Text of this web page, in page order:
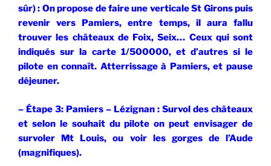
sûr) : On propose de faire une verticale St Girons puis
revenir vers Pamiers, entre temps, il aura fallu
trouver les châteaux de Foix, Seix… Ceux qui sont
indiqués sur la carte 1/500000, et d’autres si le
pilote en connaît. Atterrissage à Pamiers, et pause
déjeuner.
– Étape 3: Pamiers – Lézignan : Survol des châteaux
et selon le souhait du pilote on peut envisager de
survoler Mt Louis, ou voir les gorges de l’Aude
(magnifiques).